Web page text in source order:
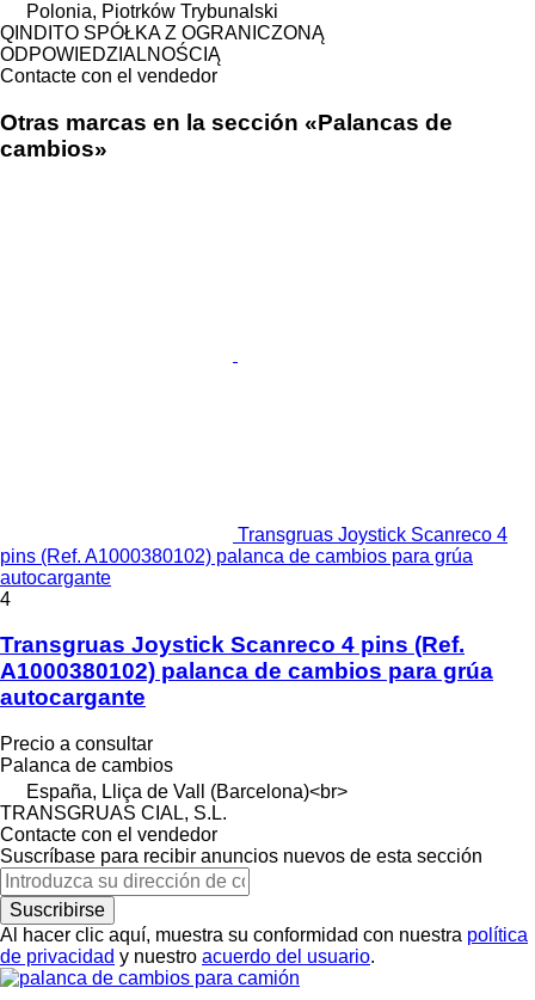
Polonia, Piotrków Trybunalski
QINDITO SPÓŁKA Z OGRANICZONĄ
ODPOWIEDZIALNOŚCIĄ
Contacte con el vendedor
Otras marcas en la sección «Palancas de
cambios»
Transgruas Joystick Scanreco 4
pins (Ref. A1000380102) palanca de cambios para grúa
autocargante
4
Transgruas Joystick Scanreco 4 pins (Ref.
A1000380102) palanca de cambios para grúa
autocargante
Precio a consultar
Palanca de cambios
España, Lliça de Vall (Barcelona)<br>
TRANSGRUAS CIAL, S.L.
Contacte con el vendedor
Suscríbase para recibir anuncios nuevos de esta sección
Suscribirse
Al hacer clic aquí, muestra su conformidad con nuestra política
de privacidad y nuestro acuerdo del usuario.